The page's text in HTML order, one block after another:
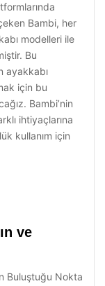
Bambi, her
modelleri ile
Bu
ayakkabı
için bu
Bambi’nin
ihtiyaçlarına
kullanım için
ve
Buluştuğu Nokta